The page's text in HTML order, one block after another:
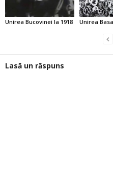
Unirea Bucovinei la 1918 Unirea
Lasă un răspuns